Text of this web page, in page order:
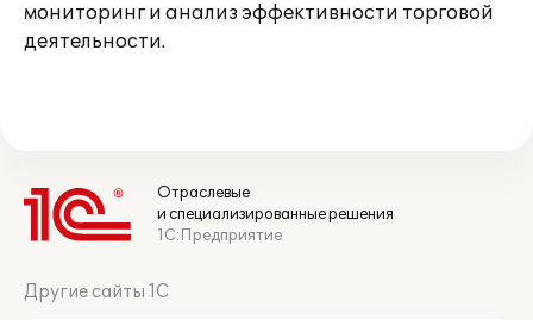
мониторинг и анализ эффективности торговой
деятельности.
Отраслевые
и специализированные решения
1С:Предприятие
Другие сайты 1С